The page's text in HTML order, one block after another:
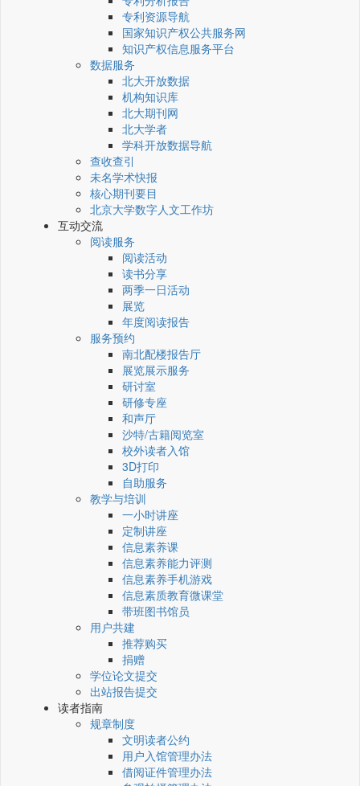
专利资源导航
国家知识产权公共服务网
知识产权信息服务平台
数据服务
北大开放数据
机构知识库
北大期刊网
北大学者
学科开放数据导航
查收查引
未名学术快报
核心期刊要目
北京大学数字人文工作坊
互动交流
阅读服务
阅读活动
读书分享
两季一日活动
展览
年度阅读报告
服务预约
南北配楼报告厅
展览展示服务
研讨室
研修专座
和声厅
沙特/古籍阅览室
校外读者入馆
3D打印
自助服务
教学与培训
一小时讲座
定制讲座
信息素养课
信息素养能力评测
信息素养手机游戏
信息素质教育微课堂
带班图书馆员
用户共建
推荐购买
捐赠
学位论文提交
出站报告提交
读者指南
规章制度
文明读者公约
用户入馆管理办法
借阅证件管理办法